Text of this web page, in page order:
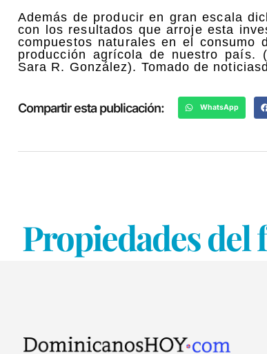
Además de producir en gran escala
con los resultados que arroje esta
compuestos naturales en el
producción agrícola de nuestro país.
Sara R. González). Tomado de
Compartir esta publicación: WhatsApp
Propiedades del